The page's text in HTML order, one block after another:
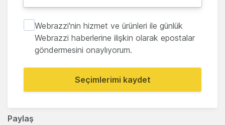
Paylaş
Webrazzi'nin hizmet ve ürünleri ile günlük
Webrazzi haberlerine ilişkin olarak epostalar
göndermesini onaylıyorum.
Seçimlerimi kaydet